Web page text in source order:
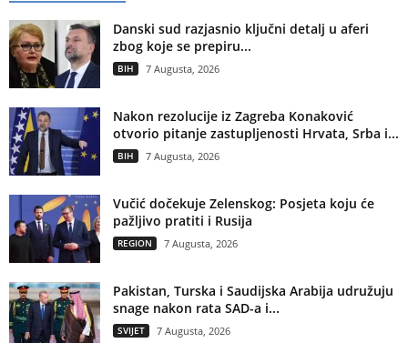
Danski sud razjasnio ključni detalj u aferi
zbog koje se prepiru...
BIH 7 Augusta, 2026
Nakon rezolucije iz Zagreba Konaković
otvorio pitanje zastupljenosti Hrvata, Srba i...
BIH 7 Augusta, 2026
Vučić dočekuje Zelenskog: Posjeta koju će
pažljivo pratiti i Rusija
REGION 7 Augusta, 2026
Pakistan, Turska i Saudijska Arabija udružuju
snage nakon rata SAD-a i...
SVIJET 7 Augusta, 2026